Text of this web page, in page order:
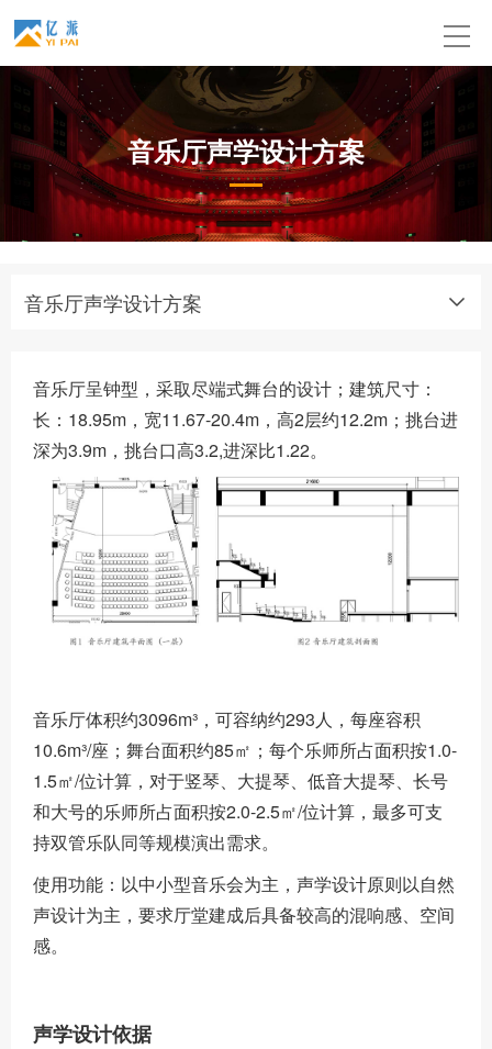
音乐厅声学设计方案
音乐厅声学设计方案
音乐厅呈钟型，采取尽端式舞台的设计；建筑尺寸：
长：18.95m，宽11.67-20.4m，高2层约12.2m；挑台进
深为3.9m，挑台口高3.2,进深比1.22。
音乐厅体积约3096m³，可容纳约293人，每座容积
10.6m³/座；舞台面积约85㎡；每个乐师所占面积按1.0-
1.5㎡/位计算，对于竖琴、大提琴、低音大提琴、长号
和大号的乐师所占面积按2.0-2.5㎡/位计算，最多可支
持双管乐队同等规模演出需求。
使用功能：以中小型音乐会为主，声学设计原则以自然
声设计为主，要求厅堂建成后具备较高的混响感、空间
感。
声学设计依据